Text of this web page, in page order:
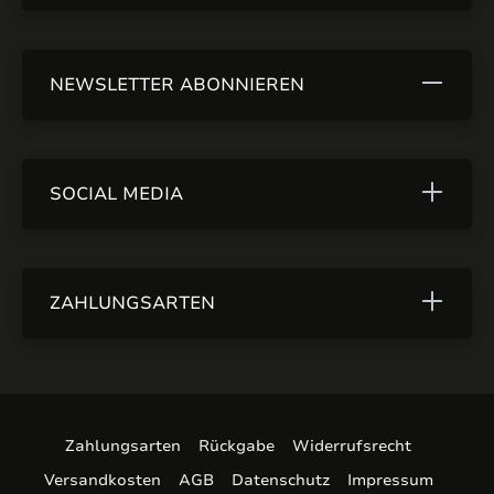
NEWSLETTER ABONNIEREN
SOCIAL MEDIA
ZAHLUNGSARTEN
Zahlungsarten Rückgabe
Widerrufsrecht
Versandkosten
AGB Datenschutz Impressum